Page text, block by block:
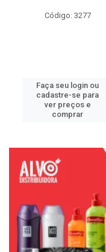
Código: 3277
Faça seu login ou
cadastre-se para
ver preços e
comprar